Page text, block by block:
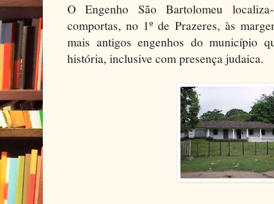
O Engenho São Bartolomeu
comportas, no 1º de Prazeres, às
mais antigos engenhos do município
história, inclusive com presença judaica.